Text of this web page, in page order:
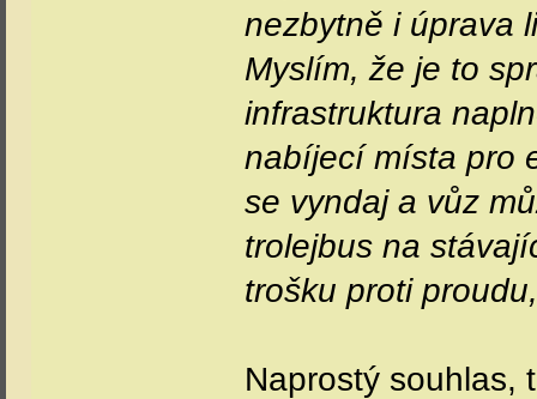
nezbytně i úprava
Myslím, že je to
infrastruktura
nabíjecí místa pro
se vyndaj a vůz
trolejbus na
trošku proti
Naprostý souhlas,